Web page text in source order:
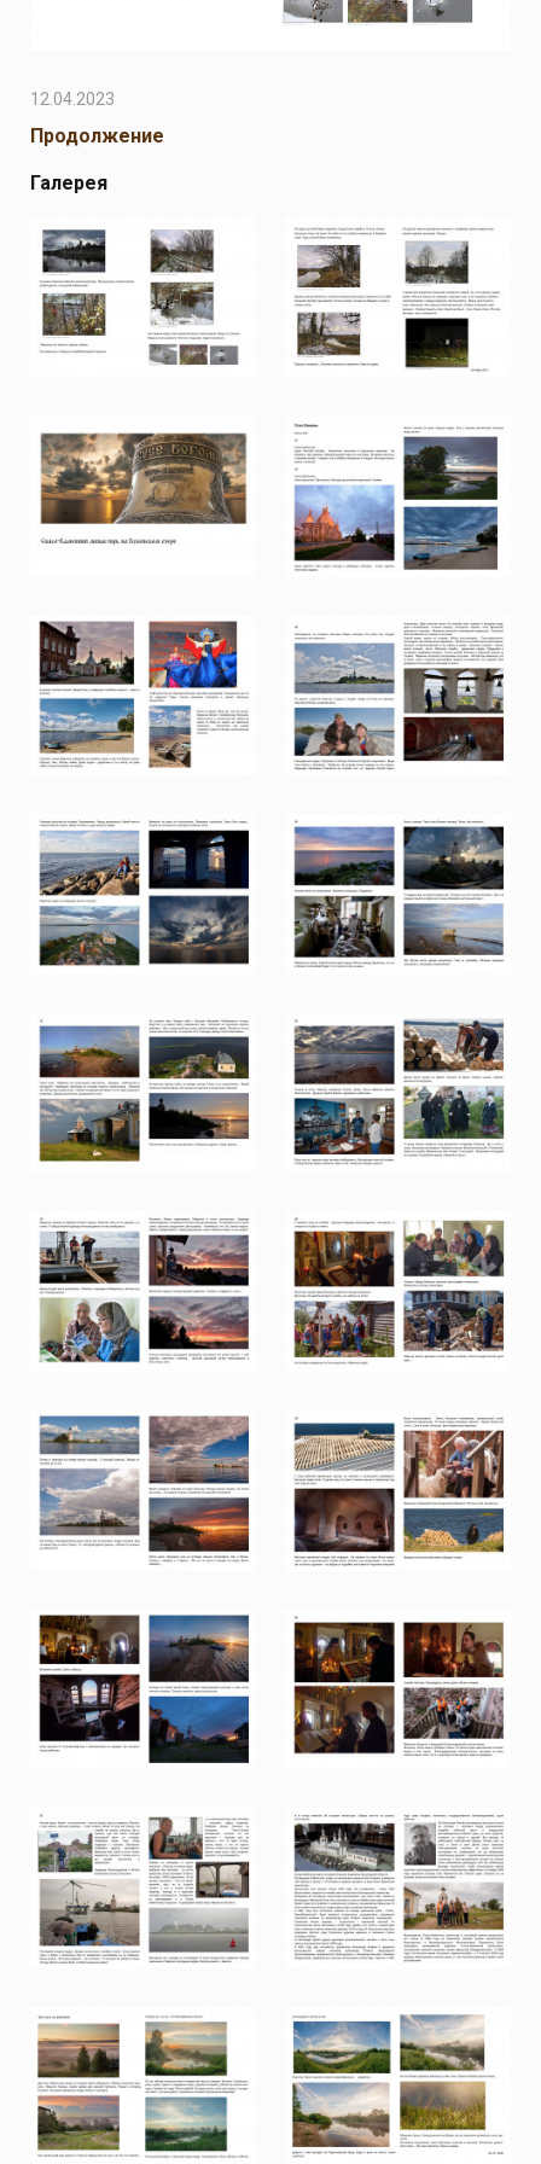
12.04.2023
Продолжение
Галерея